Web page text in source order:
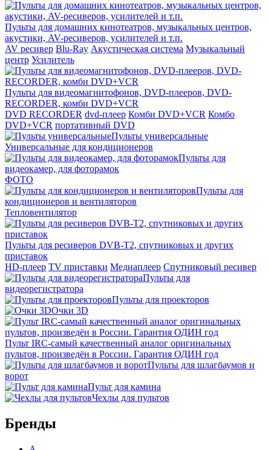
Пульты для домашних кинотеатров, музыкальных центров,
акустики, AV-ресиверов, усилителей и т.п.
AV ресивер Blu-Ray Акустическая система Музыкальный
центр Усилитель
Пульты для видеомагнитофонов, DVD-плееров, DVD-
RECORDER, комби DVD+VCR
DVD RECORDER dvd-плеер Комби DVD+VCR Комбо
DVD+VCR портативный DVD
Пульты универсальные
Универсальные для кондиционеров
Пульты для
видеокамер, для фоторамок
ФОТО
Пульты для
кондиционеров и вентиляторов
Тепловентилятор
Пульты для ресиверов DVB-T2, спутниковых и других
приставок
HD-плеер TV приставки Медиаплеер Спутниковый ресивер
Пульты для
видеорегистратора
Пульты для проекторов
Очки 3D
Пульт IRC-самый качественный аналог оригинальных
пультов, произведён в России. Гарантия ОДИН год
Пульты для шлагбаумов и
ворот
Пульт для камина
Чехлы для пультов
Бренды